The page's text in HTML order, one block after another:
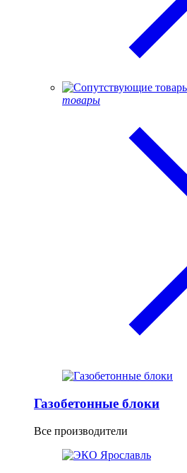
товары
Газобетонные блоки
Все производители